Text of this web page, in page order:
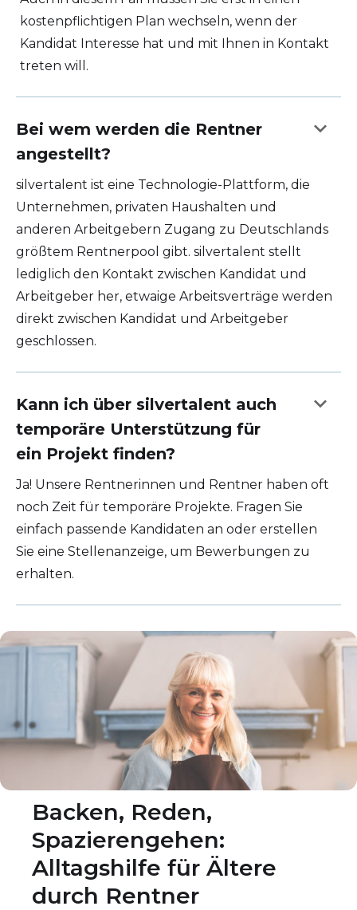
kostenpflichtigen Plan wechseln, wenn der
Kandidat Interesse hat und mit Ihnen in Kontakt
treten will.
Bei wem werden die Rentner
angestellt?
keyboard_arrow_down
silvertalent ist eine Technologie-Plattform, die
Unternehmen, privaten Haushalten und
anderen Arbeitgebern Zugang zu Deutschlands
größtem Rentnerpool gibt. silvertalent stellt
lediglich den Kontakt zwischen Kandidat und
Arbeitgeber her, etwaige Arbeitsverträge werden
direkt zwischen Kandidat und Arbeitgeber
geschlossen.
Kann ich über silvertalent auch
temporäre Unterstützung für
ein Projekt finden?
keyboard_arrow_down
Ja! Unsere Rentnerinnen und Rentner haben oft
noch Zeit für temporäre Projekte. Fragen Sie
einfach passende Kandidaten an oder erstellen
Sie eine Stellenanzeige, um Bewerbungen zu
erhalten.
Backen, Reden,
Spazierengehen:
Alltagshilfe für Ältere
durch Rentner